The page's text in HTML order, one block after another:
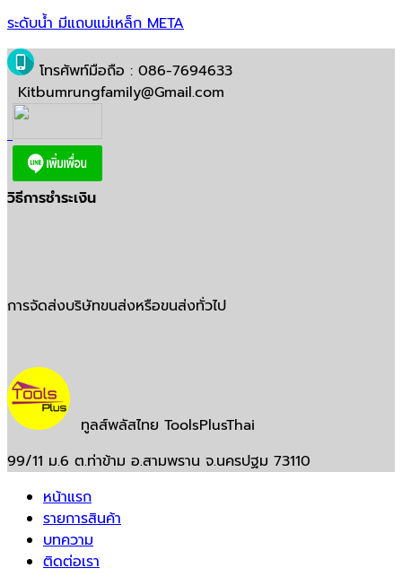
ระดับน้ำ มีแถบแม่เหล็ก META
โทรศัพท์มือถือ : 086-7694633
Kitbumrungfamily@Gmail.com
วิธีการชำระเงิน
การจัดส่งบริษัทขนส่งหรือขนส่งทั่วไป
ทูลส์พลัสไทย ToolsPlusThai
99/11 ม.6 ต.ท่าข้าม อ.สามพราน จ.นครปฐม 73110
หน้าแรก
รายการสินค้า
บทความ
ติดต่อเรา